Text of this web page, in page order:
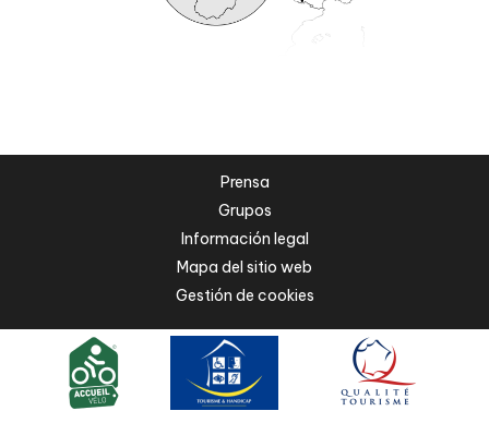
Prensa
Grupos
Información legal
Mapa del sitio web
Gestión de cookies